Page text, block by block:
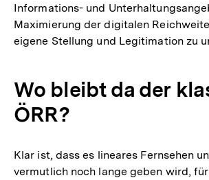
Informations- und
Maximierung der digitalen
eigene Stellung und Legitimation zu
Wo bleibt da der
ÖRR?
Klar ist, dass es lineares Fernsehen
vermutlich noch lange geben wird,